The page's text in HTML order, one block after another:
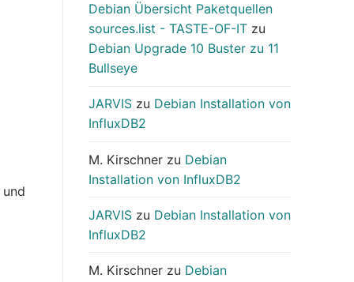
Debian Übersicht Paketquellen
sources.list - TASTE-OF-IT zu
Debian Upgrade 10 Buster zu 11
Bullseye
JARVIS zu Debian Installation von
InfluxDB2
M. Kirschner zu Debian
Installation von InfluxDB2
JARVIS zu Debian Installation von
InfluxDB2
M. Kirschner zu Debian